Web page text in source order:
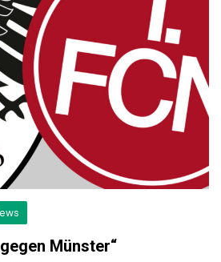
Münster“